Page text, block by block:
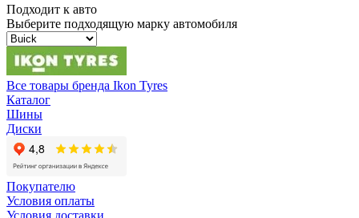
Подходит к авто
Выберите подходящую марку автомобиля
Все товары бренда Ikon Tyres
Каталог
Шины
Диски
Покупателю
Условия оплаты